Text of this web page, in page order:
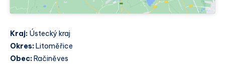
Kraj: Ústecký kraj
Okres: Litoměřice
Obec: Račiněves